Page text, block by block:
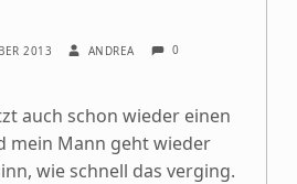
2013 ANDREA 0
auch schon wieder einen
mein Mann geht wieder
wie schnell das verging.